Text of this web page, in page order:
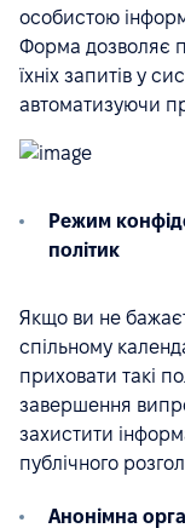
особистою
Форма дозволяє
їхніх запитів у
автоматизуючи
Режим
політик
Якщо ви не
спільному
приховати такі
завершення
захистити
публічного
Анонімна